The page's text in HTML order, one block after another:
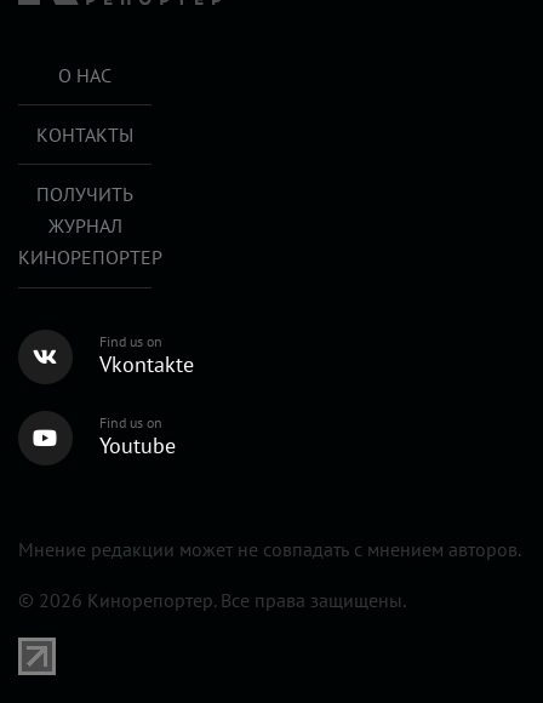
О НАС
КОНТАКТЫ
ПОЛУЧИТЬ
ЖУРНАЛ
КИНОРЕПОРТЕР
Find us on
Vkontakte
Find us on
Youtube
Мнение редакции может не совпадать с мнением авторов.
© 2026 Кинорепортер. Все права защищены.